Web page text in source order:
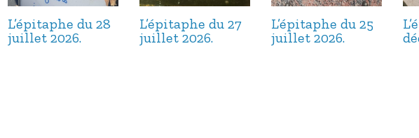
L’épitaphe du 28
juillet 2026.
L’épitaphe du 27
juillet 2026.
L’épitaphe du 25
juillet 2026.